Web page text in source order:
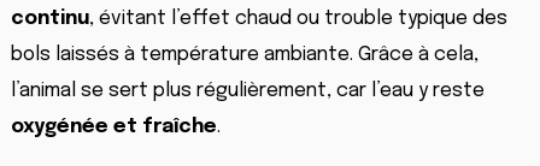
continu, évitant l’effet chaud ou trouble typique des
bols laissés à température ambiante. Grâce à cela,
l’animal se sert plus régulièrement, car l’eau y reste
oxygénée et fraîche.